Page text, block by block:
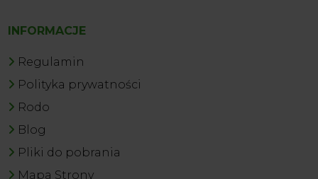
INFORMACJE
Regulamin
Polityka prywatności
Rodo
Blog
Pliki do pobrania
Mapa Strony